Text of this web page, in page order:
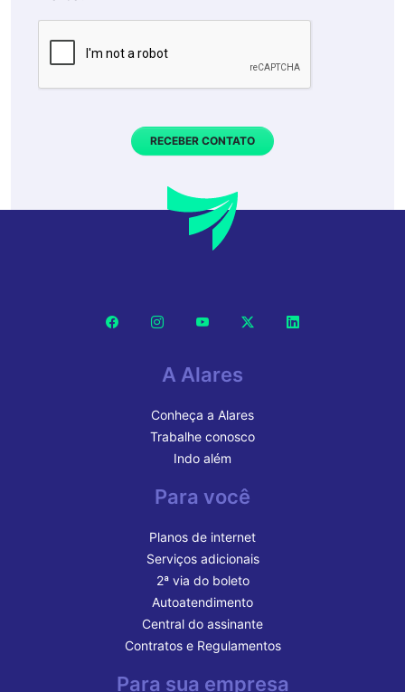
RECEBER CONTATO
A Alares
Conheça a Alares
Trabalhe conosco
Indo além
Para você
Planos de internet
Serviços adicionais
2ª via do boleto
Autoatendimento
Central do assinante
Contratos e Regulamentos
Para sua empresa